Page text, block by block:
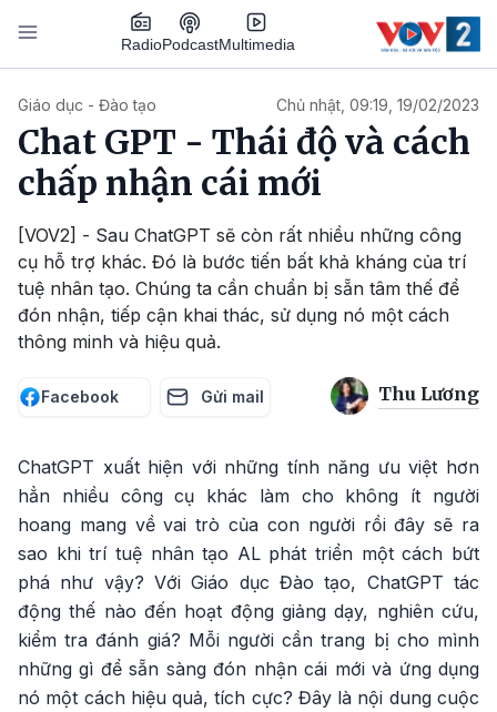
Nhảy đến nội dung
RadioPodcastMultimedia
Giáo dục - Đào tạo Chủ nhật, 09:19, 19/02/2023
Chat GPT - Thái độ và cách
chấp nhận cái mới
[VOV2] - Sau ChatGPT sẽ còn rất nhiều những công
cụ hỗ trợ khác. Đó là bước tiến bất khả kháng của trí
tuệ nhân tạo. Chúng ta cần chuẩn bị sẵn tâm thế để
đón nhận, tiếp cận khai thác, sử dụng nó một cách
thông minh và hiệu quả.
Facebook Gửi mail Thu Lương
ChatGPT xuất hiện với những tính năng ưu việt hơn
hẳn nhiều công cụ khác làm cho không ít người
hoang mang về vai trò của con người rồi đây sẽ ra
sao khi trí tuệ nhân tạo AL phát triển một cách bứt
phá như vậy? Với Giáo dục Đào tạo, ChatGPT tác
động thế nào đến hoạt động giảng dạy, nghiên cứu,
kiểm tra đánh giá? Mỗi người cần trang bị cho mình
những gì để sẵn sàng đón nhận cái mới và ứng dụng
nó một cách hiệu quả, tích cực? Đây là nội dung cuộc